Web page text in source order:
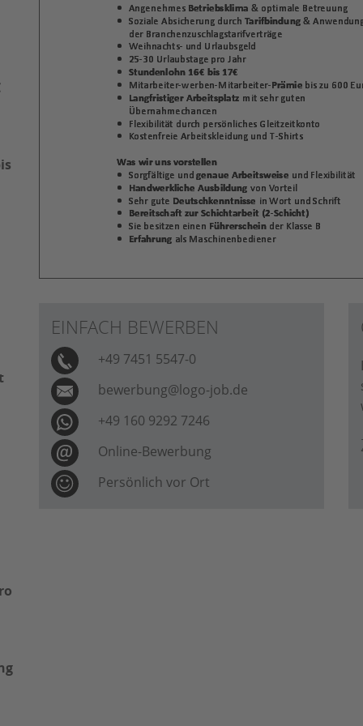
EINFACH BEWERBEN
+49 7451 5547-0
bewerbung@logo-job.de
+49 160 9292 7246
Online-Bewerbung
Persönlich vor Ort